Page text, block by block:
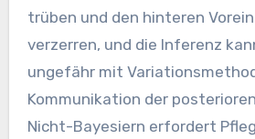
trüben und den hinteren
verzerren, und die Inferenz
ungefähr mit
Kommunikation der
Nicht-Bayesiern erfordert